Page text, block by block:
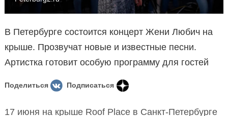
В Петербурге состоится концерт Жени Любич на
крыше. Прозвучат новые и известные песни.
Артистка готовит особую программу для гостей
Поделиться Подписаться
17 июня на крыше Roof Place в Санкт-Петербурге